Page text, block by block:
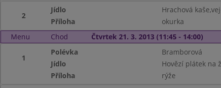
2
Jídlo
Hrachová
Příloha
okurka
Menu
Chod Čtvrtek 21. 3. 2013 (11:45 - 14:00)
1
Polévka
Bramborová
Jídlo
Hovězí plátek na
Příloha
rýže